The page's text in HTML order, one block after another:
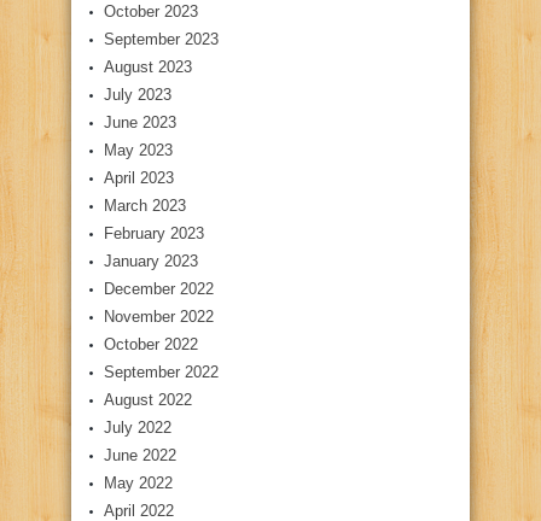
October 2023
September 2023
August 2023
July 2023
June 2023
May 2023
April 2023
March 2023
February 2023
January 2023
December 2022
November 2022
October 2022
September 2022
August 2022
July 2022
June 2022
May 2022
April 2022